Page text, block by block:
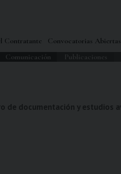
Contratante Convocatorias Abiertas
Comunicación